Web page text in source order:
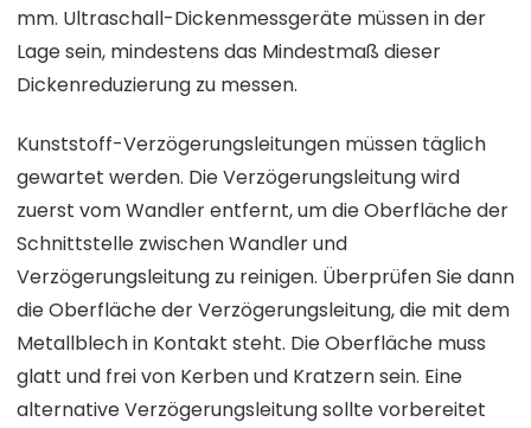
mm. Ultraschall-Dickenmessgeräte müssen in der
Lage sein, mindestens das Mindestmaß dieser
Dickenreduzierung zu messen.
Kunststoff-Verzögerungsleitungen müssen täglich
gewartet werden. Die Verzögerungsleitung wird
zuerst vom Wandler entfernt, um die Oberfläche der
Schnittstelle zwischen Wandler und
Verzögerungsleitung zu reinigen. Überprüfen Sie dann
die Oberfläche der Verzögerungsleitung, die mit dem
Metallblech in Kontakt steht. Die Oberfläche muss
glatt und frei von Kerben und Kratzern sein. Eine
alternative Verzögerungsleitung sollte vorbereitet